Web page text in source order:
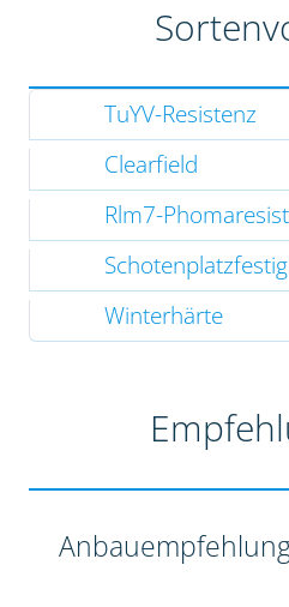
TuYV-Resistenz
Clearfield
Rlm7-
Winterhärte